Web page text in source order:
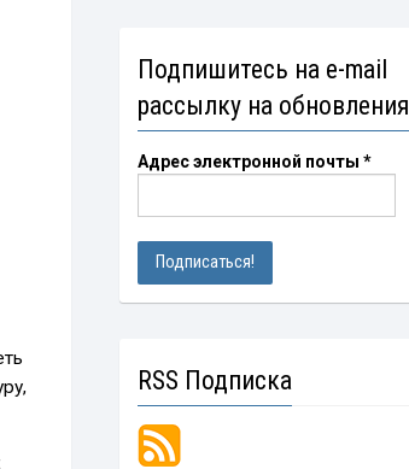
Подпишитесь на e-mail
рассылку на обновления
Адрес электронной почты *
RSS Подписка